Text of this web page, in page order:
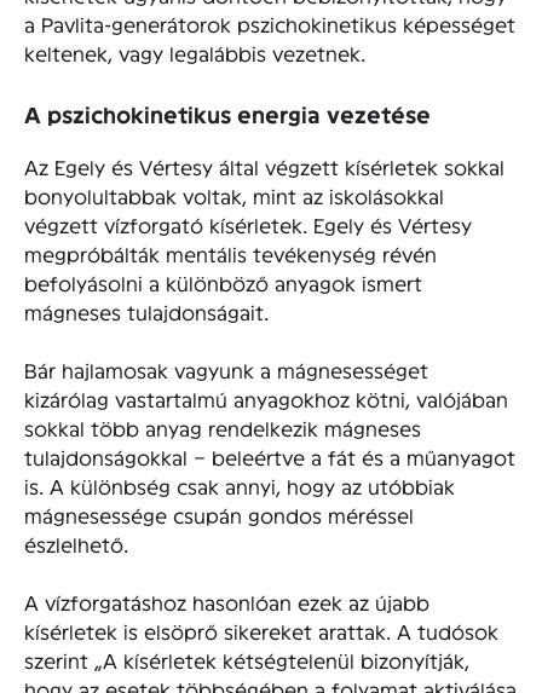
a Pavlita-generátorok pszichokinetikus képességet
keltenek, vagy legalábbis vezetnek.
A pszichokinetikus energia vezetése
Az Egely és Vértesy által végzett kísérletek sokkal
bonyolultabbak voltak, mint az iskolásokkal
végzett vízforgató kísérletek. Egely és Vértesy
megpróbálták mentális tevékenység révén
befolyásolni a különböző anyagok ismert
mágneses tulajdonságait.
Bár hajlamosak vagyunk a mágnesességet
kizárólag vastartalmú anyagokhoz kötni, valójában
sokkal több anyag rendelkezik mágneses
tulajdonságokkal – beleértve a fát és a műanyagot
is. A különbség csak annyi, hogy az utóbbiak
mágnesessége csupán gondos méréssel
észlelhető.
A vízforgatáshoz hasonlóan ezek az újabb
kísérletek is elsöprő sikereket arattak. A tudósok
szerint „A kísérletek kétségtelenül bizonyítják,